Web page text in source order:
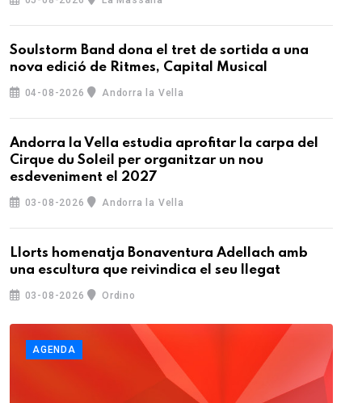
Soulstorm Band dona el tret de sortida a una
nova edició de Ritmes, Capital Musical
04-08-2026 Andorra la Vella
Andorra la Vella estudia aprofitar la carpa del
Cirque du Soleil per organitzar un nou
esdeveniment el 2027
03-08-2026 Andorra la Vella
Llorts homenatja Bonaventura Adellach amb
una escultura que reivindica el seu llegat
03-08-2026 Ordino
AGENDA